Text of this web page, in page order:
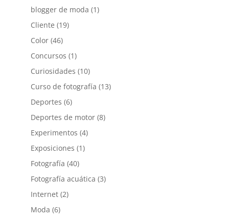
blogger de moda (1)
Cliente (19)
Color(46)
Concursos (1)
Curiosidades (10)
Curso de fotografía (13)
Deportes (6)
Deportes de motor(8)
Experimentos (4)
Exposiciones (1)
Fotografía (40)
Fotografía acuática (3)
Internet(2)
Moda (6)